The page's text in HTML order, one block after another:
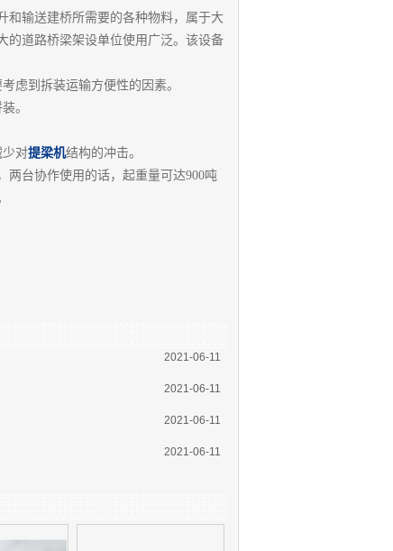
和输送建桥所需要的各种物料，属于大
的道路桥梁架设单位使用广泛。该设备
到拆装运输方便性的因素。
。
对提梁机结构的冲击。
台协作使用的话，起重量可达900吨
2021-06-11
2021-06-11
2021-06-11
2021-06-11